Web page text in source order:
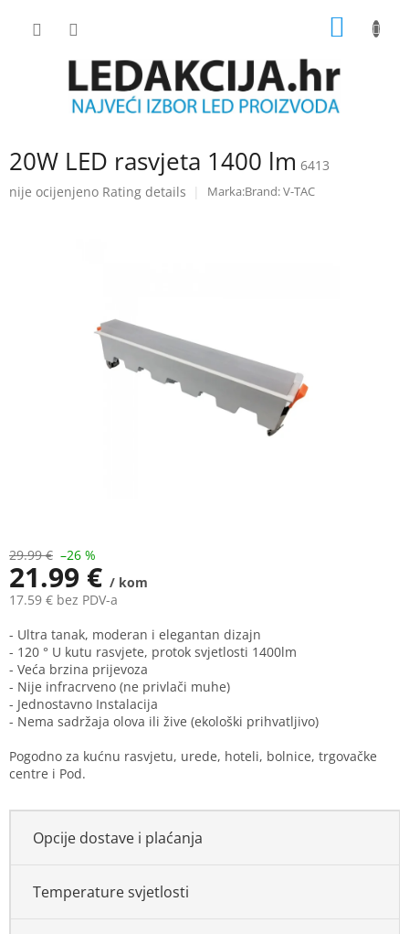
20W LED rasvjeta 1400 lm 6413
The
nije ocijenjeno Rating details Brand:V-TAC
29.99 € –26 %
21.99 € / kom
17.59 € bez PDV-a
Measure
price:
- Ultra tanak, moderan i elegantan dizajn
- 120 ° U kutu rasvjete, protok svjetlosti 1400lm
- Veća brzina prijevoza
- Nije infracrveno (ne privlači muhe)
- Jednostavno Instalacija
- Nema sadržaja olova ili žive (ekološki prihvatljivo)
Pogodno za kućnu rasvjetu, urede, hoteli, bolnice, trgovačke
centre i Pod.
Opcije dostave i plaćanja
Temperature svjetlosti